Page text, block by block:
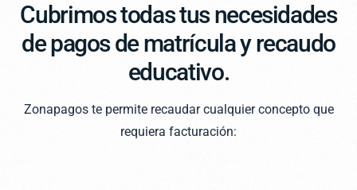
Cubrimos todas tus necesidades
de pagos de matrícula y recaudo
educativo.
Zonapagos te permite recaudar cualquier concepto que
requiera facturación: